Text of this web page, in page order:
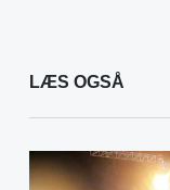
LÆS OGSÅ